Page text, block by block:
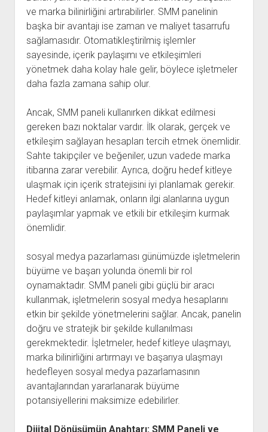
ve marka bilinirliğini artırabilirler. SMM panelinin
başka bir avantajı ise zaman ve maliyet tasarrufu
sağlamasıdır. Otomatikleştirilmiş işlemler
sayesinde, içerik paylaşımı ve etkileşimleri
yönetmek daha kolay hale gelir, böylece işletmeler
daha fazla zamana sahip olur.
Ancak, SMM paneli kullanırken dikkat edilmesi
gereken bazı noktalar vardır. İlk olarak, gerçek ve
etkileşim sağlayan hesapları tercih etmek önemlidir.
Sahte takipçiler ve beğeniler, uzun vadede marka
itibarına zarar verebilir. Ayrıca, doğru hedef kitleye
ulaşmak için içerik stratejisini iyi planlamak gerekir.
Hedef kitleyi anlamak, onların ilgi alanlarına uygun
paylaşımlar yapmak ve etkili bir etkileşim kurmak
önemlidir.
sosyal medya pazarlaması günümüzde işletmelerin
büyüme ve başarı yolunda önemli bir rol
oynamaktadır. SMM paneli gibi güçlü bir aracı
kullanmak, işletmelerin sosyal medya hesaplarını
etkin bir şekilde yönetmelerini sağlar. Ancak, panelin
doğru ve stratejik bir şekilde kullanılması
gerekmektedir. İşletmeler, hedef kitleye ulaşmayı,
marka bilinirliğini artırmayı ve başarıya ulaşmayı
hedefleyen sosyal medya pazarlamasının
avantajlarından yararlanarak büyüme
potansiyellerini maksimize edebilirler.
Dijital Dönüşümün Anahtarı: SMM Paneli ve